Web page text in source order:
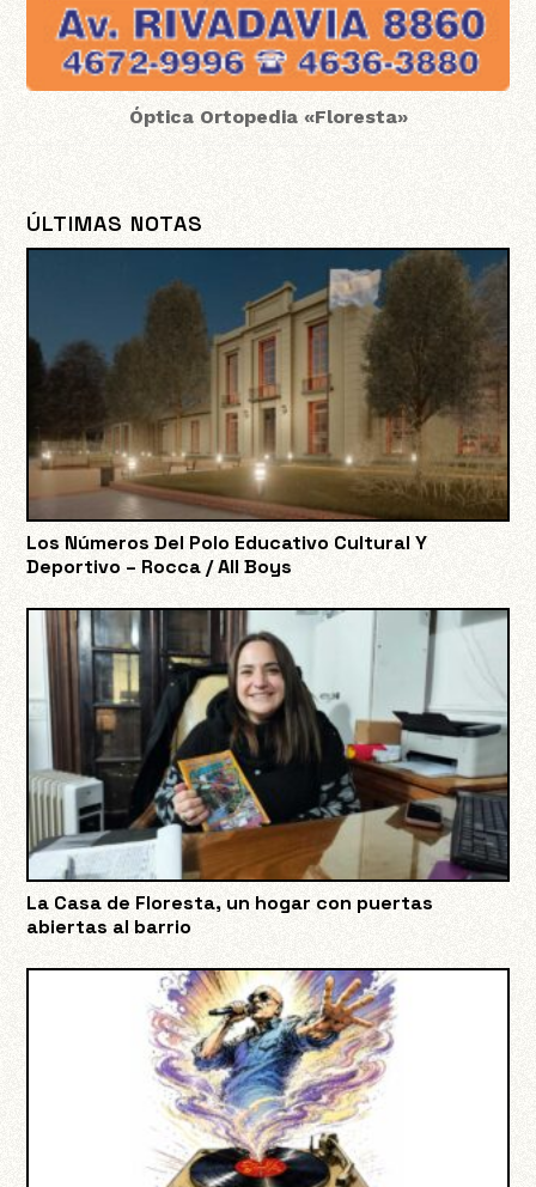
Óptica Ortopedia «Floresta»
ÚLTIMAS NOTAS
Los Números Del Polo Educativo Cultural Y
Deportivo – Rocca / All Boys
La Casa de Floresta, un hogar con puertas
abiertas al barrio